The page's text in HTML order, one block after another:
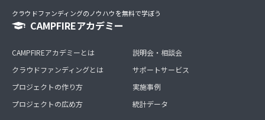
クラウドファンディングのノウハウを無料で学ぼう
CAMPFIREアカデミー
CAMPFIREアカデミーとは
クラウドファンディングとは
プロジェクトの作り方
プロジェクトの広め方
説明会・相談会
サポートサービス
実施事例
統計データ